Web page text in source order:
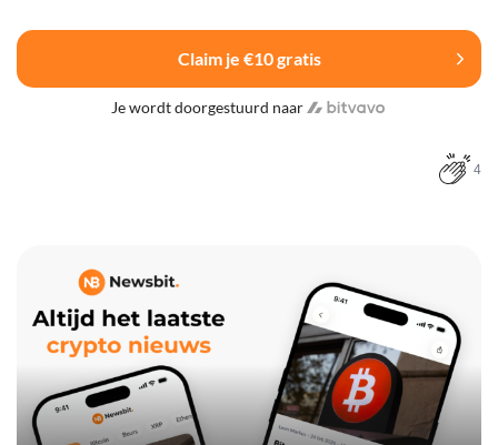
Claim je €10 gratis
Je wordt doorgestuurd naar
4